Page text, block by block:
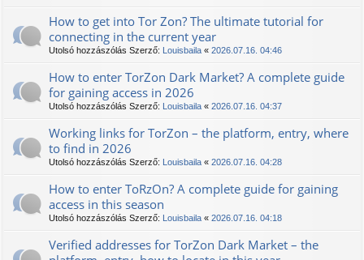
How to get into Tor Zon? The ultimate tutorial for
connecting in the current year
Utolsó hozzászólás Szerző: Louisbaila « 2026.07.16. 04:46
How to enter TorZon Dark Market? A complete guide
for gaining access in 2026
Utolsó hozzászólás Szerző: Louisbaila « 2026.07.16. 04:37
Working links for TorZon – the platform, entry, where
to find in 2026
Utolsó hozzászólás Szerző: Louisbaila « 2026.07.16. 04:28
How to enter TоRzOn? A complete guide for gaining
access in this season
Utolsó hozzászólás Szerző: Louisbaila « 2026.07.16. 04:18
Verified addresses for TorZon Dark Market – the